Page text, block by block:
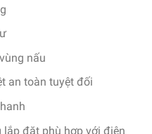
nấu
an toàn tuyệt đối
lắp đặt phù hợp với điện